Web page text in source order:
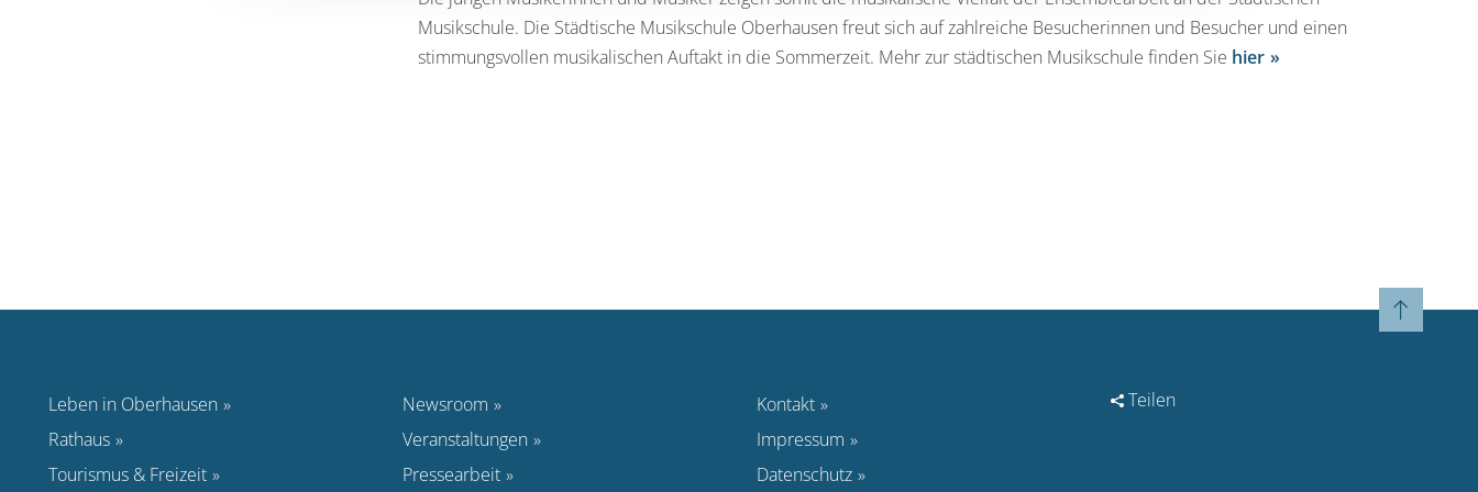
Musikschule. Die Städtische Musikschule Oberhausen freut sich auf zahlreiche Besucherinnen und Besucher und einen
stimmungsvollen musikalischen Auftakt in die Sommerzeit. Mehr zur städtischen Musikschule finden Sie hier
Leben in Oberhausen
Rathaus
Tourismus & Freizeit
Newsroom
Veranstaltungen
Pressearbeit
Kontakt
Impressum
Datenschutz
Teilen